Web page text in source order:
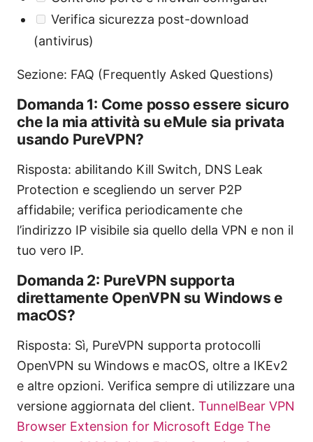
Verifica sicurezza post-download
(antivirus)
Sezione: FAQ (Frequently Asked Questions)
Domanda 1: Come posso essere sicuro
che la mia attività su eMule sia privata
usando PureVPN?
Risposta: abilitando Kill Switch, DNS Leak
Protection e scegliendo un server P2P
affidabile; verifica periodicamente che
l’indirizzo IP visibile sia quello della VPN e non il
tuo vero IP.
Domanda 2: PureVPN supporta
direttamente OpenVPN su Windows e
macOS?
Risposta: Sì, PureVPN supporta protocolli
OpenVPN su Windows e macOS, oltre a IKEv2
e altre opzioni. Verifica sempre di utilizzare una
versione aggiornata del client. TunnelBear VPN
Browser Extension for Microsoft Edge The